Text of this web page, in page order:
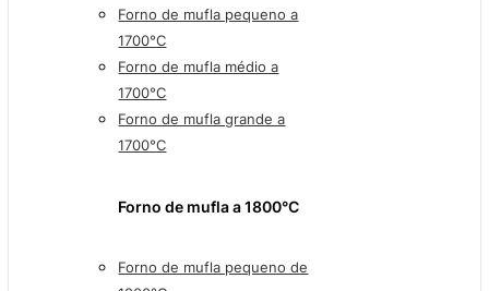
Forno de mufla pequeno a
1700°C
Forno de mufla médio a
1700°C
Forno de mufla grande a
1700°C
Forno de mufla a 1800°C
Forno de mufla pequeno de